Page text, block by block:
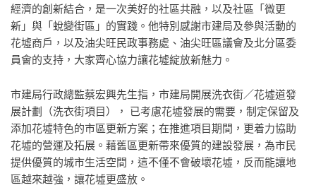
經濟的創新結合，是一次美好的社區共融，以及社區「微更
新」與「蛻變街區」的實踐。他特別感謝市建局及參與活動的
花墟商戶，以及油尖旺民政事務處、油尖旺區議會及北分區委
員會的支持，大家齊心協力讓花墟綻放新魅力。
市建局行政總監蔡宏興先生指，市建局開展洗衣街／花墟道發
展計劃（洗衣街項目）， 已考慮花墟發展的需要，制定保留及
添加花墟特色的市區更新方案；在推進項目期間，更着力協助
花墟的營運及拓展。藉舊區更新帶來優質的建設發展，為市民
提供優質的城市生活空間，這不僅不會破壞花墟，反而能讓地
區越來越強，讓花墟更盛放。